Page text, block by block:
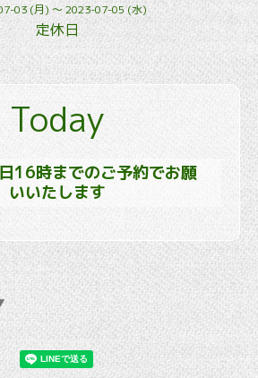
03 (月) ～ 2023-07-05 (水)
定休日
Today
16時までのご予約でお願
いいたします